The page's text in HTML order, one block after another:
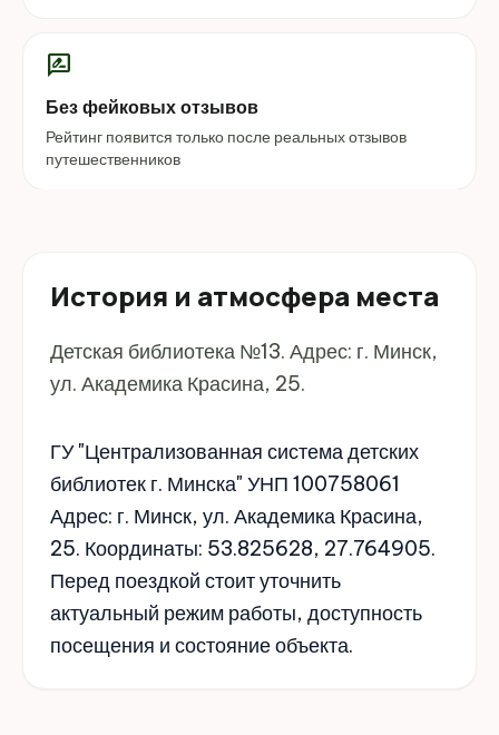
rate_review
Без фейковых отзывов
Рейтинг появится только после реальных отзывов
путешественников
История и атмосфера места
Детская библиотека №13. Адрес: г. Минск,
ул. Академика Красина, 25.
ГУ "Централизованная система детских
библиотек г. Минска" УНП 100758061
Адрес: г. Минск, ул. Академика Красина,
25. Координаты: 53.825628, 27.764905.
Перед поездкой стоит уточнить
актуальный режим работы, доступность
посещения и состояние объекта.